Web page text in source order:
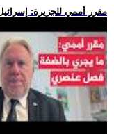
.. مقرر أممي للجزيرة: